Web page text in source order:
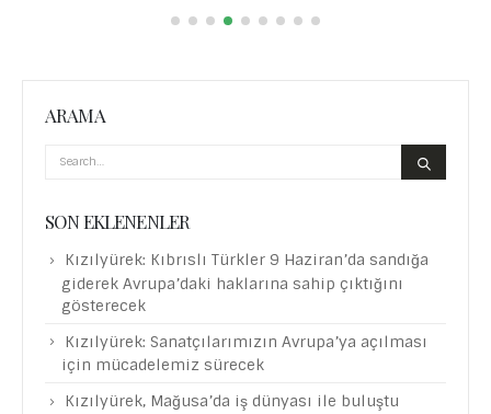
ARAMA
SON EKLENENLER
Kızılyürek: Kıbrıslı Türkler 9 Haziran’da sandığa
giderek Avrupa’daki haklarına sahip çıktığını
gösterecek
Kızılyürek: Sanatçılarımızın Avrupa’ya açılması
için mücadelemiz sürecek
Kızılyürek, Mağusa’da iş dünyası ile buluştu